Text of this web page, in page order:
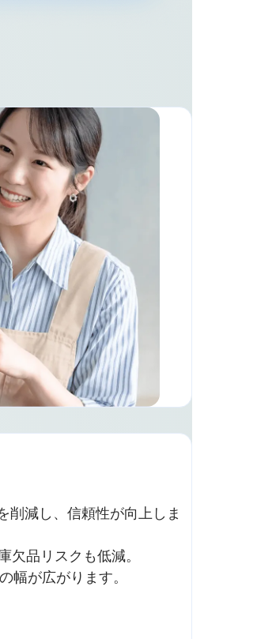
削減し、信頼性が向上しま
欠品リスクも低減。
幅が広がります。